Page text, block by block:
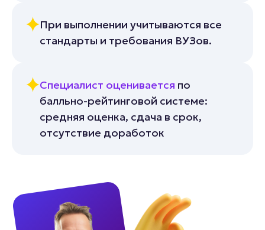
При выполнении учитываются все
стандарты и требования ВУЗов.
Специалист оценивается по
балльно-рейтинговой системе:
средняя оценка, сдача в срок,
отсутствие доработок